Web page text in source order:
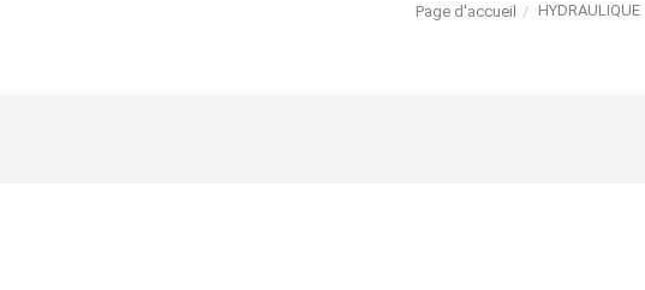
Page d'accueil HYDRAULIQUE